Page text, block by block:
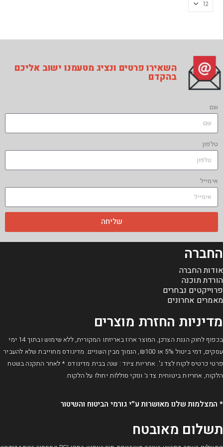
השאירו פרטים ונציג מטעמנו ישוב אליכם
בהקדם
שם
טלפון
אימייל
שליחה
החברה
אודות החברה
הורדת תוכנה
פרוייקטים נבחרים
מאמרים אחרונים
מדיניות החזרת מוצרים
בכפוף לחוק הגנת הצרכן, המוצר ארוז באריזתו המקורית, ללא שימוש ובתוך 14 ימי
עסקים, דמי ביטול 5% או ₪100, הנמוך מבין השניים. מדיגודס מחוייבת שלא להעביר
פרטי כרטיס לקוח לצד ג'. אחריות ציוד : שנה בבית מדיגודס. * לאחר התקנה בשטח
הלקוח, אחריות ביטוחית צד ג׳ ונזקי סוללות יחולו על הלקוח.
* המצלמות שלנו מאושרות ע״י גורמי הביטוח והשיטור​
תשלום מאובטח